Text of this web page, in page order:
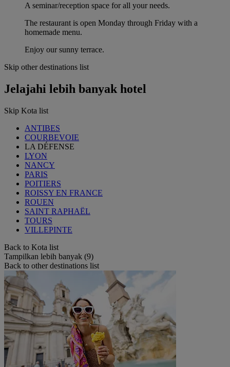
A seminar/reception space for all your needs.
The restaurant is open Monday through Friday with a
homemade menu.
Enjoy our sunny terrace.
Skip other destinations list
Jelajahi lebih banyak hotel
Skip Kota list
ANTIBES
COURBEVOIE
LA DÉFENSE
LYON
NANCY
PARIS
POITIERS
ROISSY EN FRANCE
ROUEN
SAINT RAPHAËL
TOURS
VILLEPINTE
Back to Kota list
Tampilkan lebih banyak (9)
Back to other destinations list